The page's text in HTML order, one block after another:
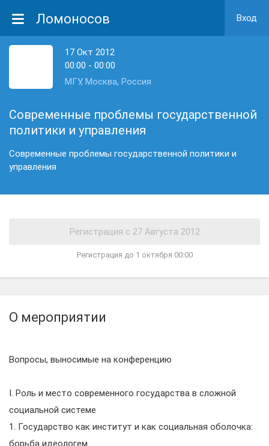
Ломоносов Вход
17 Окт 2012
00:00 - 00:00
МГУ, Москва, Россия
Современные проблемы государственной
политики и управления
Современные проблемы государственной политики и
управления
Регистрация до 1 октября 00:00
О мероприятии
Вопросы, выносимые на конференцию
I. Роль и место современного государства в сложной
социальной системе
1. Государство как институт и как социальная оболочка:
борьба идеологем